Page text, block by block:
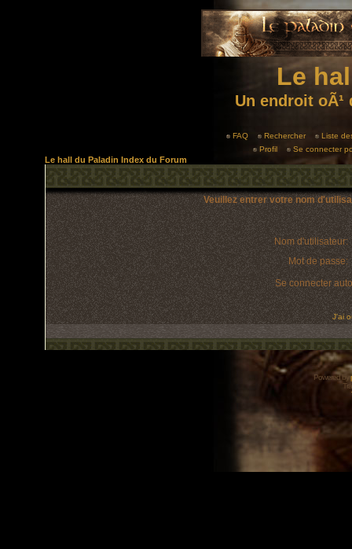
Le
Un endroit
FAQ Rechercher
Liste
Profil
Se connecter
Le hall du Paladin Index du Forum
Veuillez entrer votre nom
Nom d'utilisateur:
Mot de passe:
Se connecter
J'ai
Powered by